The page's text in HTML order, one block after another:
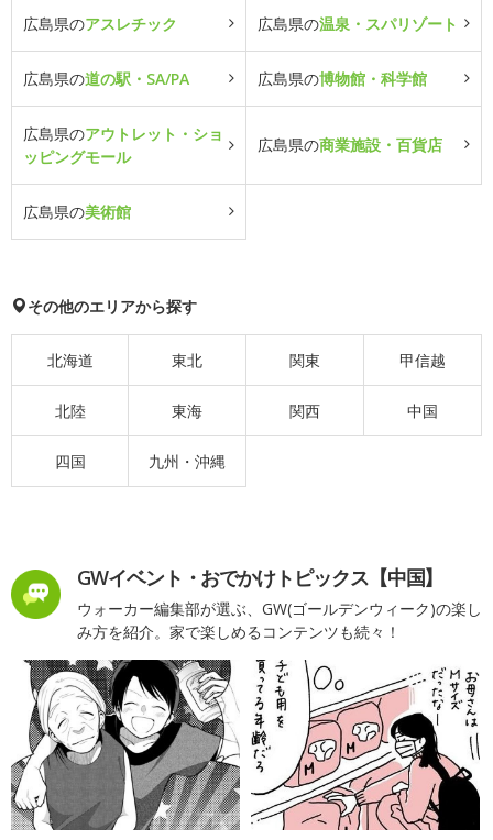
広島県のアスレチック 広島県の温泉・スパリゾート
広島県の道の駅・SA/PA 広島県の博物館・科学館
広島県のアウトレット・ショ
ッピングモール
広島県の商業施設・百貨店
広島県の美術館
その他のエリアから探す
北海道 東北 関東 甲信越
北陸 東海 関西 中国
四国 九州・沖縄
GWイベント・おでかけトピックス【中国】
ウォーカー編集部が選ぶ、GW(ゴールデンウィーク)の楽し
み方を紹介。家で楽しめるコンテンツも続々！